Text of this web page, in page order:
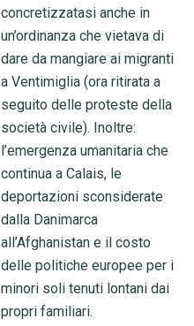
concretizzatasi anche in
un’ordinanza che vietava di
dare da mangiare ai migranti
a Ventimiglia (ora ritirata a
seguito delle proteste della
società civile). Inoltre:
l’emergenza umanitaria che
continua a Calais, le
deportazioni sconsiderate
dalla Danimarca
all’Afghanistan e il costo
delle politiche europee per i
minori soli tenuti lontani dai
propri familiari.